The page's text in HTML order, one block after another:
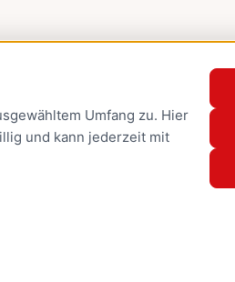
Umfang zu. Hier
und kann jederzeit mit